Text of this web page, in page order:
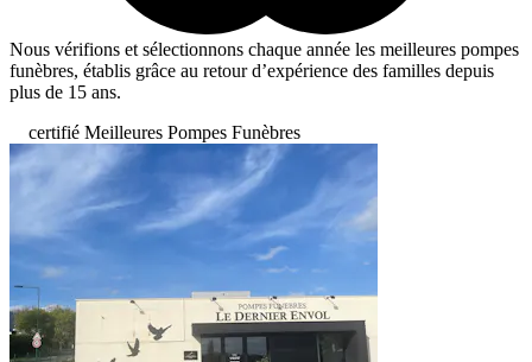
Nous vérifions et sélectionnons chaque année les meilleures pompes
funèbres, établis grâce au retour d’expérience des familles depuis
plus de 15 ans.
certifié Meilleures Pompes Funèbres